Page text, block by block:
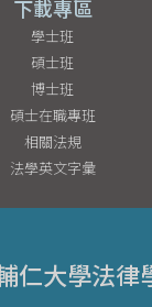
下載專區
學士班
碩士班
博士班
碩士在職專班
相關法規
法學英文字彙
仁大學法律